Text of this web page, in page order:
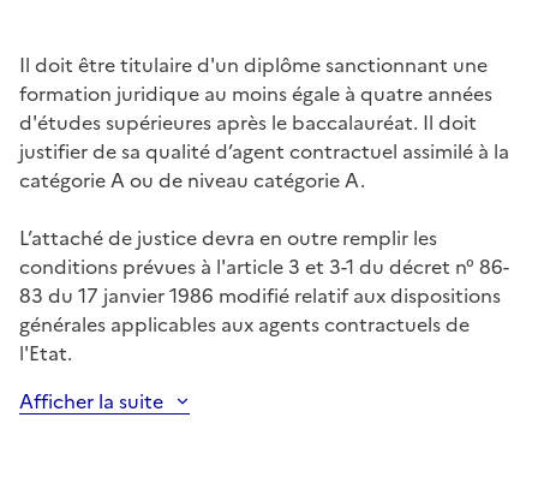
Il doit être titulaire d'un diplôme sanctionnant une
formation juridique au moins égale à quatre années
d'études supérieures après le baccalauréat. Il doit
justifier de sa qualité d’agent contractuel assimilé à la
catégorie A ou de niveau catégorie A.
L’attaché de justice devra en outre remplir les
conditions prévues à l'article 3 et 3-1 du décret n° 86-
83 du 17 janvier 1986 modifié relatif aux dispositions
générales applicables aux agents contractuels de
l'Etat.
Afficher la suite